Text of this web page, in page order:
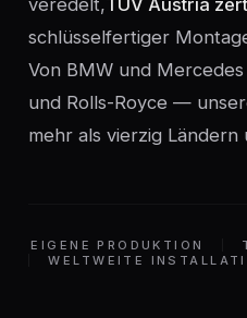
veredelt,TÜV Austria
schlüsselfertiger
Von BMW und
und Rolls-Royce —
mehr als vierzig Ländern
EIGENE PRODUKTION
WELTWEITE